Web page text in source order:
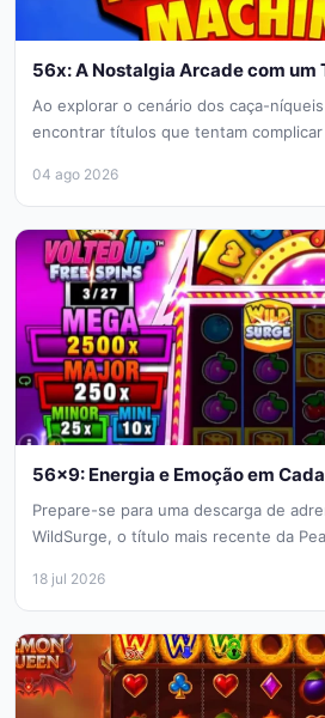
56x: A Nostalgia Arcade com um
Ao explorar o cenário dos caça-
encontrar títulos que tentam
04 ago 2026
56×9: Energia e Emoção em
Prepare-se para uma descarga de
WildSurge, o título mais recente da
18 jul 2026